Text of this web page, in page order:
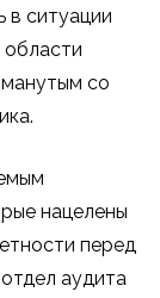
в ситуации
области
со
нацелены
перед
аудита